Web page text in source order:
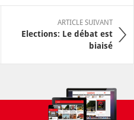
ARTICLE SUIVANT
Elections: Le débat est
biaisé